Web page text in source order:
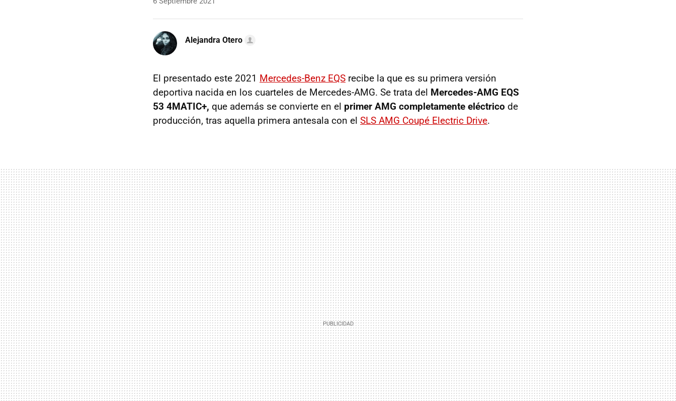
Alejandra Otero
El presentado este 2021 Mercedes-Benz EQS recibe la que es su primera versión
deportiva nacida en los cuarteles de Mercedes-AMG. Se trata del Mercedes-AMG EQS
53 4MATIC+, que además se convierte en el primer AMG completamente eléctrico de
producción, tras aquella primera antesala con el SLS AMG Coupé Electric Drive.